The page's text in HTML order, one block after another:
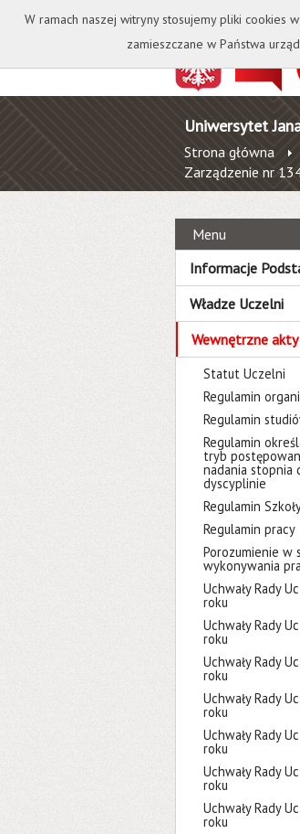
Uniwersytet
Strona główna
Zarządzenie nr
Menu
Informacje
Władze Uczelni
Wewnętrzne
Statut Uczelni
Regulamin
Regulamin
Regulamin
tryb
nadania stopnia
dyscyplinie
Regulamin
Regulamin pracy
Porozumienie w
wykonywania
Uchwały Rady
roku
Uchwały Rady
roku
Uchwały Rady
roku
Uchwały Rady
roku
Uchwały Rady
roku
Uchwały Rady
roku
Uchwały Rady
roku
W ramach naszej witryny stosujemy pliki cookies
zamieszczane w Państwa